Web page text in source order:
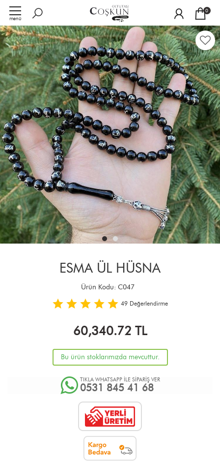
menü
0
ESMA ÜL HÜSNA
Ürün Kodu: C047
49 Değerlendirme
60,340.72 TL
Bu ürün stoklarımızda mevcuttur.
TIKLA WHATSAPP İLE SİPARİŞ VER
0531 845 41 68